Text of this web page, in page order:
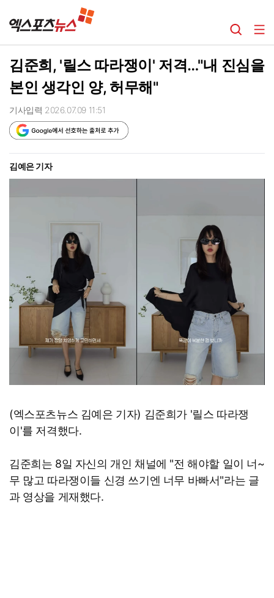
김준희, '릴스 따라쟁이' 저격…"내 진심을
본인 생각인 양, 허무해"
기사입력 2026.07.09 11:51
김예은 기자
(엑스포츠뉴스 김예은 기자) 김준희가 '릴스 따라쟁
이'를 저격했다.
김준희는 8일 자신의 개인 채널에 "전 해야할 일이 너~
무 많고 따라쟁이들 신경 쓰기엔 너무 바빠서"라는 글
과 영상을 게재했다.